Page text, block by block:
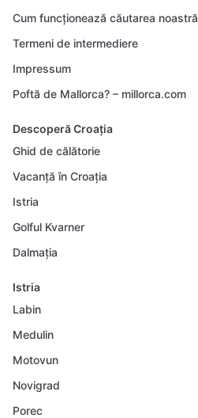
Cum funcționează căutarea noastră
Termeni de intermediere
Impressum
Poftă de Mallorca? – millorca.com
Descoperă Croația
Ghid de călătorie
Vacanță în Croația
Istria
Golful Kvarner
Dalmația
Istria
Labin
Medulin
Motovun
Novigrad
Porec